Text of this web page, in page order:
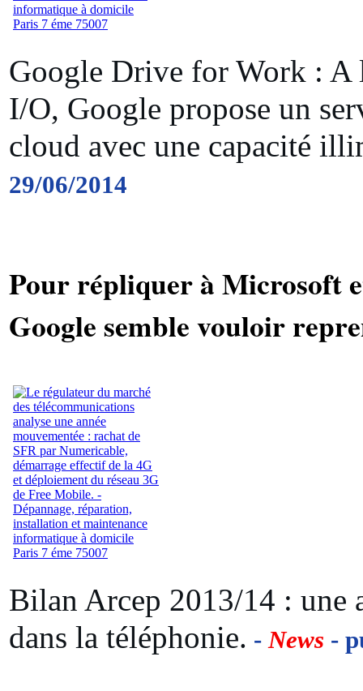
Google Drive for Work : A
I/O, Google propose un
cloud avec une capacité
29/06/2014
Pour répliquer à Microsoft
Google semble vouloir
Bilan Arcep 2013/14 : une
dans la téléphonie. -News -